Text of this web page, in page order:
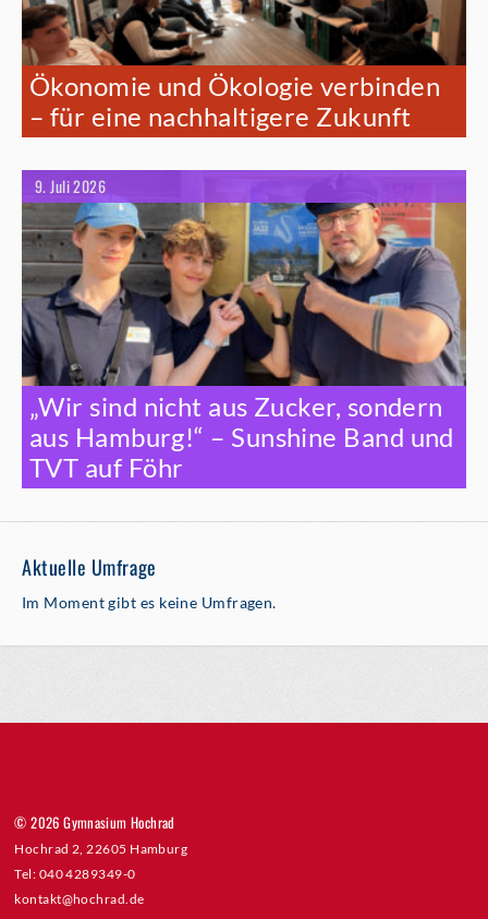
Ökonomie und Ökologie verbinden
– für eine nachhaltigere Zukunft
9. Juli 2026
„Wir sind nicht aus Zucker, sondern
aus Hamburg!“ – Sunshine Band und
TVT auf Föhr
Aktuelle Umfrage
Im Moment gibt es keine Umfragen.
© 2026 Gymnasium Hochrad
Hochrad 2, 22605 Hamburg
Tel: 040 4289349-0
kontakt@hochrad.de